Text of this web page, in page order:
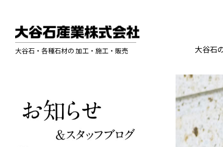
大谷石・各種石材の 加工・施工・販売 大谷石